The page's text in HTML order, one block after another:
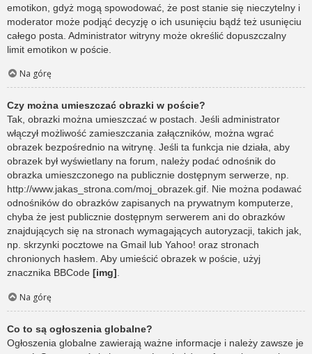
emotikon, gdyż mogą spowodować, że post stanie się nieczytelny i
moderator może podjąć decyzję o ich usunięciu bądź też usunięciu
całego posta. Administrator witryny może określić dopuszczalny
limit emotikon w poście.
Na górę
Czy można umieszczać obrazki w poście?
Tak, obrazki można umieszczać w postach. Jeśli administrator
włączył możliwość zamieszczania załączników, można wgrać
obrazek bezpośrednio na witrynę. Jeśli ta funkcja nie działa, aby
obrazek był wyświetlany na forum, należy podać odnośnik do
obrazka umieszczonego na publicznie dostępnym serwerze, np.
http://www.jakas_strona.com/moj_obrazek.gif. Nie można podawać
odnośników do obrazków zapisanych na prywatnym komputerze,
chyba że jest publicznie dostępnym serwerem ani do obrazków
znajdujących się na stronach wymagających autoryzacji, takich jak,
np. skrzynki pocztowe na Gmail lub Yahoo! oraz stronach
chronionych hasłem. Aby umieścić obrazek w poście, użyj
znacznika BBCode [img].
Na górę
Co to są ogłoszenia globalne?
Ogłoszenia globalne zawierają ważne informacje i należy zawsze je